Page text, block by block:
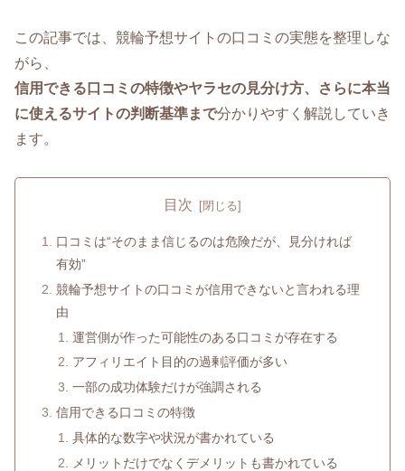
この記事では、競輪予想サイトの口コミの実態を整理しな
がら、
信用できる口コミの特徴やヤラセの見分け方、さらに本当
に使えるサイトの判断基準まで分かりやすく解説していき
ます。
目次
口コミは“そのまま信じるのは危険だが、見分ければ
有効”
競輪予想サイトの口コミが信用できないと言われる理
由
運営側が作った可能性のある口コミが存在する
アフィリエイト目的の過剰評価が多い
一部の成功体験だけが強調される
信用できる口コミの特徴
具体的な数字や状況が書かれている
メリットだけでなくデメリットも書かれている